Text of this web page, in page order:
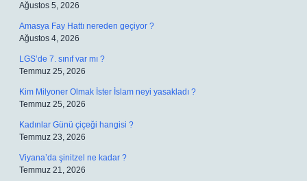
Ağustos 5, 2026
Amasya Fay Hattı nereden geçiyor ?
Ağustos 4, 2026
LGS’de 7. sınıf var mı ?
Temmuz 25, 2026
Kim Milyoner Olmak İster İslam neyi yasakladı ?
Temmuz 25, 2026
Kadınlar Günü çiçeği hangisi ?
Temmuz 23, 2026
Viyana’da şinitzel ne kadar ?
Temmuz 21, 2026